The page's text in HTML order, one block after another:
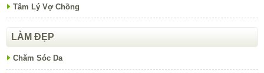
Tâm Lý Vợ Chồng
LÀM ĐẸP
Chăm Sóc Da